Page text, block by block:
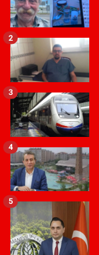
2
3
4
5